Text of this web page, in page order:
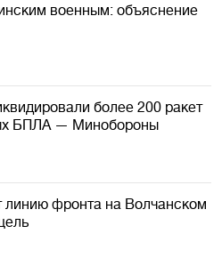
военным: объяснение
более 200 ракет
БПЛА — Минобороны
линию фронта на Волчанском